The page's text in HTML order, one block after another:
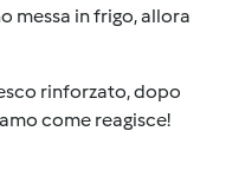
messa in frigo, allora
rinforzato, dopo
come reagisce!